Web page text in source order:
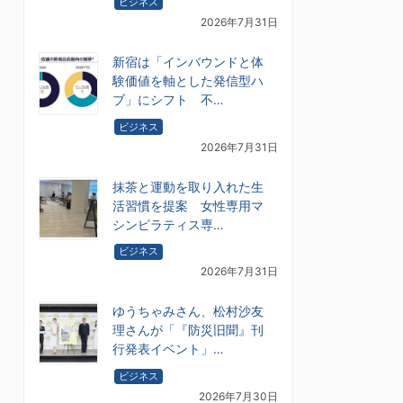
2026年7月31日
新宿は「インバウンドと体
験価値を軸とした発信型ハ
ブ」にシフト 不…
ビジネス
2026年7月31日
抹茶と運動を取り入れた生
活習慣を提案 女性専用マ
シンピラティス専…
ビジネス
2026年7月31日
ゆうちゃみさん、松村沙友
理さんが「『防災旧聞』刊
行発表イベント」…
ビジネス
2026年7月30日